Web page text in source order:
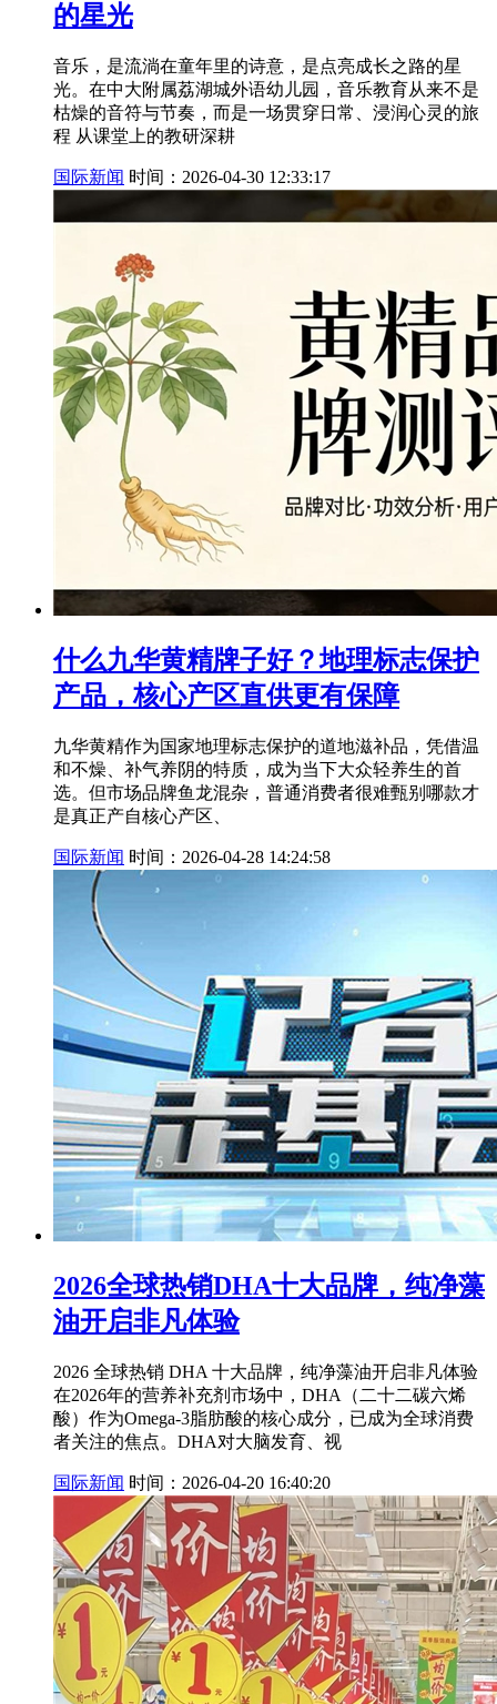
的星光
音乐，是流淌在童年里的诗意，是点亮成长之路的星
光。在中大附属荔湖城外语幼儿园，音乐教育从来不是
枯燥的音符与节奏，而是一场贯穿日常、浸润心灵的旅
程 从课堂上的教研深耕
国际新闻 时间：2026-04-30 12:33:17
什么九华黄精牌子好？地理标志保护
产品，核心产区直供更有保障
九华黄精作为国家地理标志保护的道地滋补品，凭借温
和不燥、补气养阴的特质，成为当下大众轻养生的首
选。但市场品牌鱼龙混杂，普通消费者很难甄别哪款才
是真正产自核心产区、
国际新闻 时间：2026-04-28 14:24:58
2026全球热销DHA十大品牌，纯净藻
油开启非凡体验
2026 全球热销 DHA 十大品牌，纯净藻油开启非凡体验
在2026年的营养补充剂市场中，DHA（二十二碳六烯
酸）作为Omega-3脂肪酸的核心成分，已成为全球消费
者关注的焦点。DHA对大脑发育、视
国际新闻 时间：2026-04-20 16:40:20